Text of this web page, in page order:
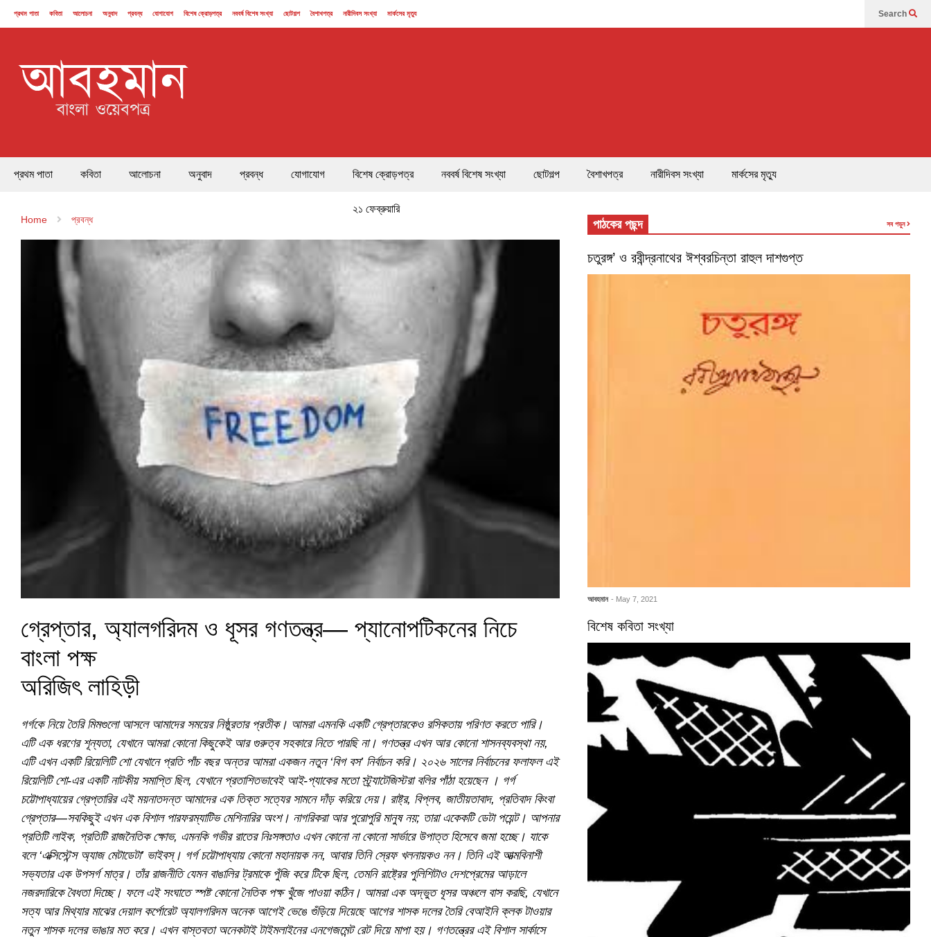
প্রথম পাতা কবিতা আলোচনা অনুবাদ প্রবন্ধ যোগাযোগ বিশেষ ক্রোড়পত্র নববর্ষ বিশেষ সংখ্যা ছোটগল্প বৈশাখপত্র নারীদিবস সংখ্যা মার্কসের মৃত্যু Search
প্রথম পাতা কবিতা আলোচনা অনুবাদ প্রবন্ধ যোগাযোগ বিশেষ ক্রোড়পত্র
২১ ফেব্রুয়ারি
নববর্ষ বিশেষ সংখ্যা ছোটগল্প বৈশাখপত্র নারীদিবস সংখ্যা মার্কসের মৃত্যু
Home প্রবন্ধ
গ্রেপ্তার, অ্যালগরিদম ও ধূসর গণতন্ত্র— প্যানোপটিকনের নিচে
বাংলা পক্ষ
অরিজিৎ লাহিড়ী
গর্গকে নিয়ে তৈরি মিমগুলো আসলে আমাদের সময়ের নিষ্ঠুরতার প্রতীক। আমরা এমনকি একটি গ্রেপ্তারকেও রসিকতায় পরিণত করতে পারি।
এটি এক ধরণের শূন্যতা, যেখানে আমরা কোনো কিছুকেই আর গুরুত্ব সহকারে নিতে পারছি না। গণতন্ত্র এখন আর কোনো শাসনব্যবস্থা নয়,
এটি এখন একটি রিয়েলিটি শো যেখানে প্রতি পাঁচ বছর অন্তর আমরা একজন নতুন ‘বিগ বস’ নির্বাচন করি। ২০২৬ সালের নির্বাচনের ফলাফল এই
রিয়েলিটি শো-এর একটি নাটকীয় সমাপ্তি ছিল, যেখানে প্রতাশিতভাবেই আই-প্যাকের মতো স্ট্র্যাটেজিস্টরা বলির পাঁঠা হয়েছেন । গর্গ
চট্টোপাধ্যায়ের গ্রেপ্তারির এই ময়নাতদন্ত আমাদের এক তিক্ত সত্যের সামনে দাঁড় করিয়ে দেয়। রাষ্ট্র, বিপ্লব, জাতীয়তাবাদ, প্রতিবাদ কিংবা
গ্রেপ্তার—সবকিছুই এখন এক বিশাল পারফরম্যাটিভ মেশিনারির অংশ। নাগরিকরা আর পুরোপুরি মানুষ নয়; তারা একেকটি ডেটা পয়েন্ট। আপনার
প্রতিটি লাইক, প্রতিটি রাজনৈতিক ক্ষোভ, এমনকি গভীর রাতের নিঃসঙ্গতাও এখন কোনো না কোনো সার্ভারে উপাত্ত হিসেবে জমা হচ্ছে। যাকে
বলে ‘এক্সিস্টেন্স অ্যাজ মেটাডেটা’ ভাইবস্। গর্গ চট্টোপাধ্যায় কোনো মহানায়ক নন, আবার তিনি স্রেফ খলনায়কও নন। তিনি এই আত্মবিনাশী
সভ্যতার এক উপসর্গ মাত্র। তাঁর রাজনীতি যেমন বাঙালির ট্রমাকে পুঁজি করে টিকে ছিল, তেমনি রাষ্ট্রের পুলিশিটাও দেশপ্রেমের আড়ালে
নজরদারিকে বৈধতা দিচ্ছে। ফলে এই সংঘাতে স্পষ্ট কোনো নৈতিক পক্ষ খুঁজে পাওয়া কঠিন। আমরা এক অদ্ভুত ধূসর অঞ্চলে বাস করছি, যেখানে
সত্য আর মিথ্যার মাঝের দেয়াল কর্পোরেট অ্যালগরিদম অনেক আগেই ভেঙে গুঁড়িয়ে দিয়েছে আগের শাসক দলের তৈরি বেআইনি ক্লক টাওয়ার
নতুন শাসক দলের ভাঙার মত করে। এখন বাস্তবতা অনেকটাই টাইমলাইনের এনগেজমেন্ট রেট দিয়ে মাপা হয়। গণতন্ত্রের এই বিশাল সার্কাসে
পাঠকের পছন্দ সব পড়ুন
চতুরঙ্গ’ ও রবীন্দ্রনাথের ঈশ্বরচিন্তা রাহুল দাশগুপ্ত
আবহমান - May 7, 2021
বিশেষ কবিতা সংখ্যা